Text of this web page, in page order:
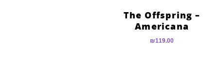
The Offspring –
Americana
₪119.00